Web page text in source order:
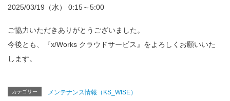
2025/03/19（水） 0:15～5:00
ご協力いただきありがとうございました。
今後とも、『x/Works クラウドサービス』をよろしくお願いいた
します。
カテゴリー メンテナンス情報（KS_WISE）